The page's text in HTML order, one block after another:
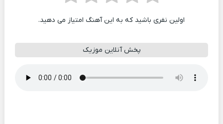
اولین نفری باشید که به این آهنگ امتیاز می دهید.
پخش آنلاین موزیک